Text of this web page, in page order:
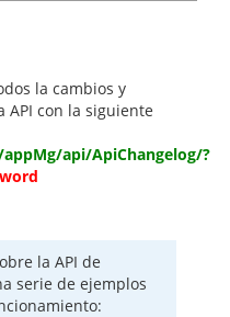
la cambios y
API con la siguiente
api/ApiChangelog/?
la API de
serie de ejemplos